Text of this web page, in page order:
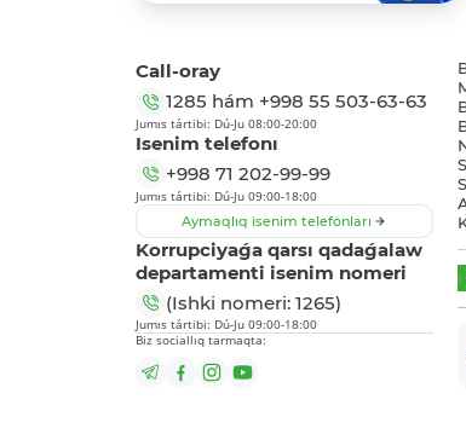
Call-oray
1285 hám +998 55 503-63-63
Jumıs tártibi: Dú-Ju 08:00-20:00
Isenim telefonı
+998 71 202-99-99
Jumıs tártibi: Dú-Ju 09:00-18:00
Aymaqlıq isenim telefonları
Korrupciyaǵa qarsı qadaǵalaw
departamenti isenim nomeri
(Ishki nomeri: 1265)
Jumıs tártibi: Dú-Ju 09:00-18:00
Biz sociallıq tarmaqta: